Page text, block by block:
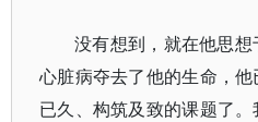
没有想到，就在他思
心脏病夺去了他的生命，
已久、构筑及致的课题了